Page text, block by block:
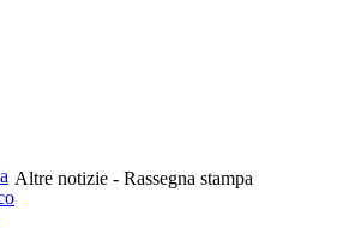
Altre notizie - Rassegna stampa